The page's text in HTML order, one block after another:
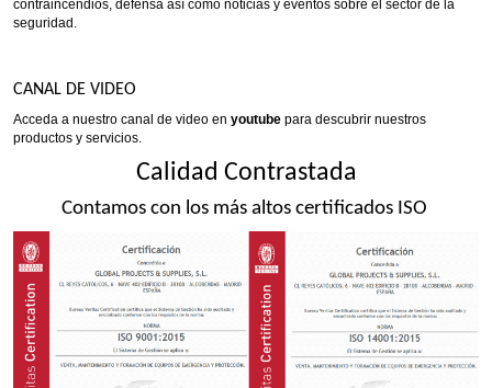
contraincendios, defensa así como noticias y eventos sobre el sector de la
seguridad.
CANAL DE VIDEO
Acceda a nuestro canal de video en youtube para descubrir nuestros
productos y servicios.
Calidad Contrastada
Contamos con los más altos certificados ISO